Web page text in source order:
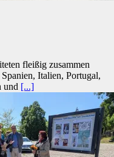
fleißig zusammen
Italien, Portugal,
und [...]